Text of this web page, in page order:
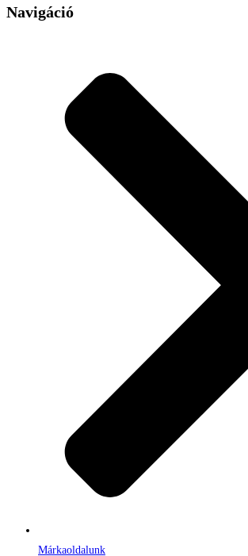
Navigáció
Márkaoldalunk